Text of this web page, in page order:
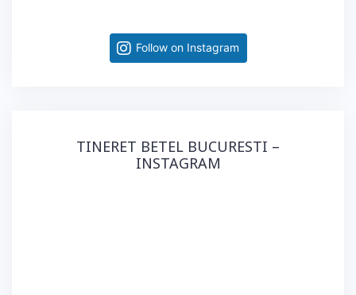
Follow on Instagram
TINERET BETEL BUCURESTI –
INSTAGRAM